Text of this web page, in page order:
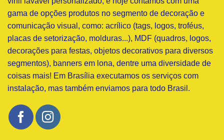
gama de opções produtos no segmento de decoração e
comunicação visual, como: acrílico (tags, logos, troféus,
placas de setorização, molduras...), MDF (quadros, logos,
decorações para festas, objetos decorativos para diversos
segmentos), banners em lona, dentre uma diversidade de
coisas mais! Em Brasília executamos os serviços com
instalação, mas também enviamos para todo Brasil.